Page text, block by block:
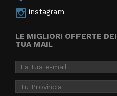
instagram
LE MIGLIORI OFFERTE
TUA MAIL